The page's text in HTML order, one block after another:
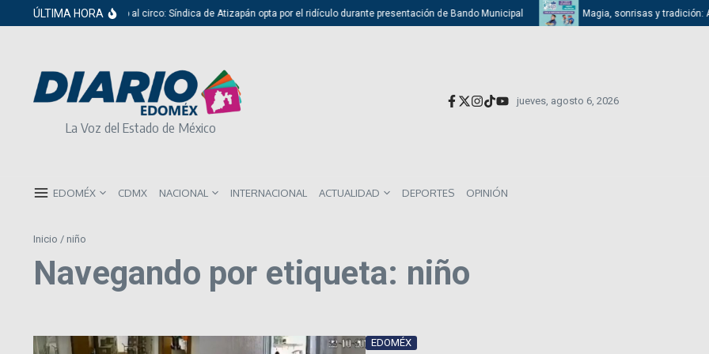
Saltar al contenido
ÚLTIMA HORA
Del cabildo al circo: Síndica de Atizapán opta por el ridículo durante presentación de Bando Municipal Magia, sonrisas y tradición:
La Voz del Estado de México
jueves, agosto 6, 2026
EDOMÉX CDMX NACIONAL INTERNACIONAL ACTUALIDAD DEPORTES OPINIÓN
Inicio / niño
Navegando por etiqueta: niño
EDOMÉX